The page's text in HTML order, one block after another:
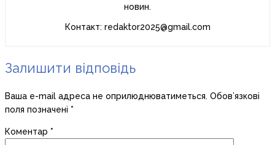
новин.
Контакт: redaktor2025@gmail.com
Залишити відповідь
Ваша e-mail адреса не оприлюднюватиметься. Обов’язкові
поля позначені *
Коментар *